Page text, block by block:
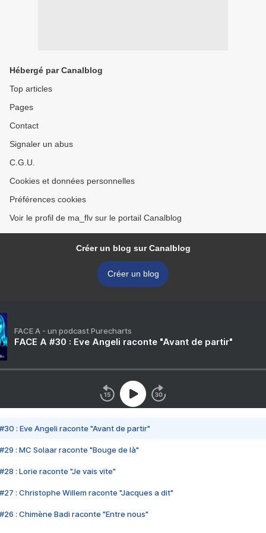
Hébergé par Canalblog
Top articles
Pages
Contact
Signaler un abus
C.G.U.
Cookies et données personnelles
Préférences cookies
Voir le profil de ma_flv sur le portail Canalblog
Créer un blog sur Canalblog
Créer un blog
FACE A - un podcast Purecharts
FACE A #30 : Eve Angeli raconte "Avant de partir"
#30 : Eve Angeli raconte "Avant de partir"
#29 : MC Solaar raconte "Bouge de là"
#28 : Lorie raconte "Je vais vite"
#27 : Christophe Willem raconte "Jacques a dit"
#26 : Chimène Badi raconte "Entre nous"